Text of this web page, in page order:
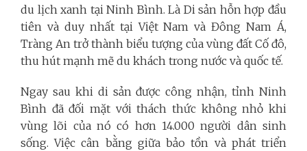
du lịch xanh tại Ninh Bình. Là Di sản hỗn hợp đầu
tiên và duy nhất tại Việt Nam và Đông Nam Á,
Tràng An trở thành biểu tượng của vùng đất Cố đô,
thu hút mạnh mẽ du khách trong nước và quốc tế.
Ngay sau khi di sản được công nhận, tỉnh Ninh
Bình đã đối mặt với thách thức không nhỏ khi
vùng lõi của nó có hơn 14.000 người dân sinh
sống. Việc cân bằng giữa bảo tồn và phát triển